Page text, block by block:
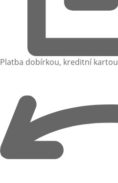
Platba dobírkou, kreditní kartou